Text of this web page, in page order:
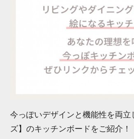
今っぽいデザインと機能性を両立
ズ】のキッチンボードをご紹介！